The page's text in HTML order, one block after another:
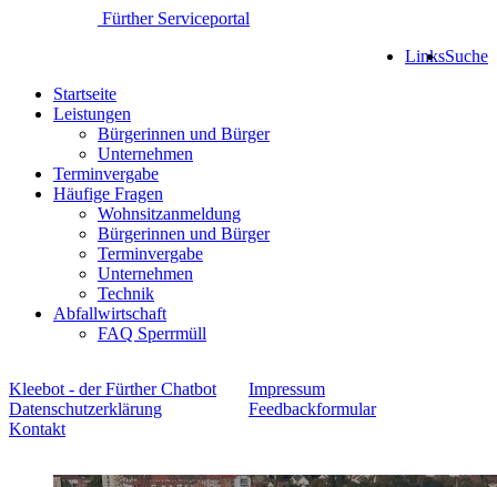
Fürther Serviceportal
LinksSuche
Startseite
Leistungen
Bürgerinnen und Bürger
Unternehmen
Terminvergabe
Häufige Fragen
Wohnsitzanmeldung
Bürgerinnen und Bürger
Terminvergabe
Unternehmen
Technik
Abfallwirtschaft
FAQ Sperrmüll
Kleebot - der Fürther Chatbot
Impressum
Datenschutzerklärung
Feedbackformular
Kontakt